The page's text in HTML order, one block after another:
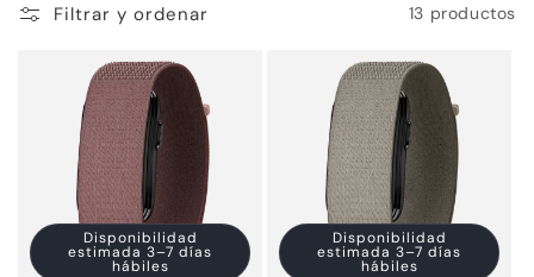
c
n
Filtrar y ordenar 13 productos
Disponibilidad
estimada 3–7 días
hábiles
Disponibilidad
estimada 3–7 días
hábiles